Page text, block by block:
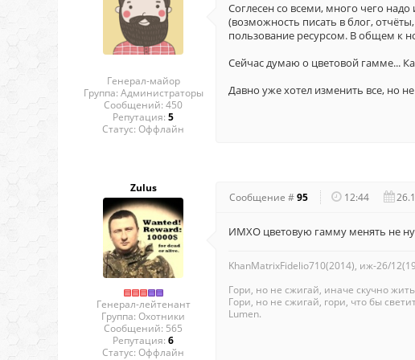
Генерал-майор
Группа: Администраторы
Сообщений: 450
Репутация: 5
Статус: Оффлайн
Соглесен со всеми, много чего
(возможность писать в блог,
пользование ресурсом. В общем к
Сейчас думаю о цветовой гамме...
Давно уже хотел изменить все, но
Zulus
Генерал-лейтенант
Группа: Охотники
Сообщений: 565
Репутация: 6
Статус: Оффлайн
Сообщение #95 12:44
ИМХО цветовую гамму менять не
KhanMatrixFidelio710(2014), иж-26/
Гори, но не сжигай, иначе скучно жить
Гори, но не сжигай, гори, что бы
Lumen.